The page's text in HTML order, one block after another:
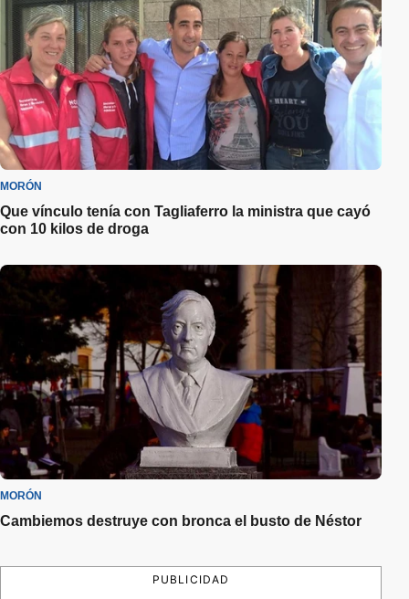
MORÓN
Que vínculo tenía con Tagliaferro la ministra que cayó
con 10 kilos de droga
MORÓN
Cambiemos destruye con bronca el busto de Néstor
PUBLICIDAD